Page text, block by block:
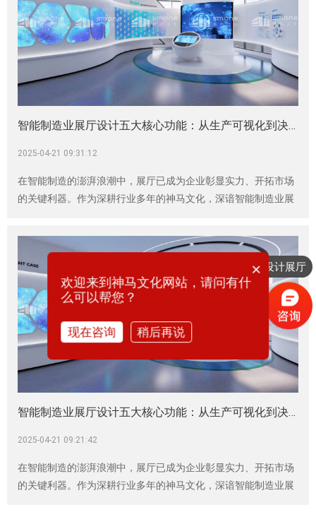
智能制造业展厅设计五大核心功能：从生产可视化到决策智能化的跃迁
2025-04-21 09:31:12
在智能制造的澎湃浪潮中，展厅已成为企业彰显实力、开拓市场
的关键利器。作为深耕行业多年的神马文化，深谙智能制造业展
如何助力企业实现从生产可视化到决策智能化的华丽转身。
智能制造业展厅设计五大核心功能：从生产可视化到决策智能化的跃迁
2025-04-21 09:21:42
在智能制造的澎湃浪潮中，展厅已成为企业彰显实力、开拓市场
的关键利器。作为深耕行业多年的神马文化，深谙智能制造业展
想要设计展厅
×
欢迎来到神马文化网站，请问有什
么可以帮您？
现在咨询 稍后再说